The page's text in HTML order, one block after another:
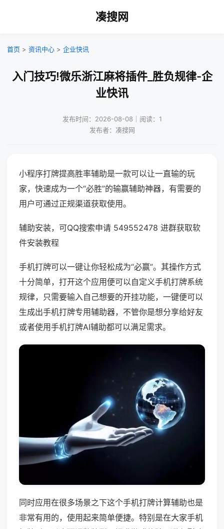
凑搜网
首页 > 资讯中心 > 企业快讯
入门技巧!微乐浙江麻将插件_胜负规律-企
业快讯
发布时间：2026-08-08｜阅读：1
发布者：凑搜网
小程序打牌提高胜率辅助是一款可以让一直输的玩
家，快速成为一个“必胜”的输赢辅助神器，有需要的
用户可通过正规渠道获取使用。
辅助安装，可QQ搜索申请 549552478 进群获取软
件安装教程
手机打牌可以一键让你轻松成为“必赢”。其操作方式
十分简单，打开这个应用便可以自定义手机打牌系统
规律，只需要输入自己想要的开挂功能，一键便可以
生成出手机打牌专用辅助器，不管你是想分享给好友
或者使用手机打牌AI辅助都可以满足需求。
同时应用在很多场景之下这个手机打牌计算辅助也是
非常有用的，使用起来简单便捷。特别是在大家手机